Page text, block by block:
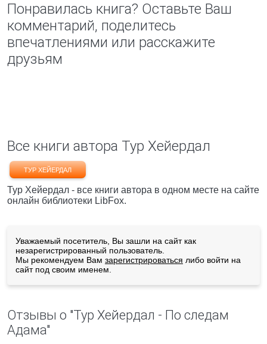
Понравилась книга? Оставьте Ваш
комментарий, поделитесь
впечатлениями или расскажите
друзьям
Все книги автора Тур Хейердал
ТУР ХЕЙЕРДАЛ
Тур Хейердал - все книги автора в одном месте на сайте
онлайн библиотеки LibFox.
Уважаемый посетитель, Вы зашли на сайт как
незарегистрированный пользователь.
Мы рекомендуем Вам зарегистрироваться либо войти на
сайт под своим именем.
Отзывы о "Тур Хейердал - По следам
Адама"